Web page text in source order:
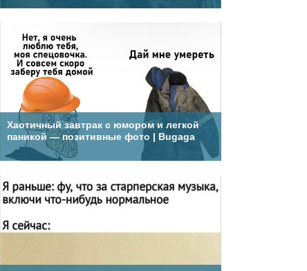
Хаотичный завтрак с юмором и легкой
паникой — позитивные фото | Bugaga